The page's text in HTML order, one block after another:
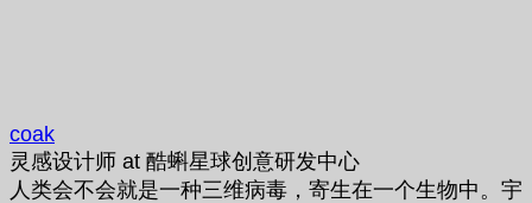
coak
灵感设计师 at 酷蝌星球创意研发中心
人类会不会就是一种三维病毒，寄生在一个生物中。宇